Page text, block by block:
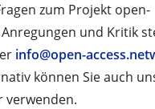
zum Projekt open-
und Kritik
info@open-
können Sie auch
verwenden.